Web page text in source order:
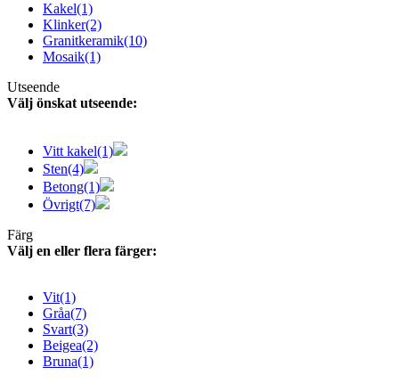
Kakel(1)
Klinker(2)
Granitkeramik(10)
Mosaik(1)
Utseende
Välj önskat utseende:
Vitt kakel(1)
Sten(4)
Betong(1)
Övrigt(7)
Färg
Välj en eller flera färger:
Vit(1)
Gråa(7)
Svart(3)
Beigea(2)
Bruna(1)